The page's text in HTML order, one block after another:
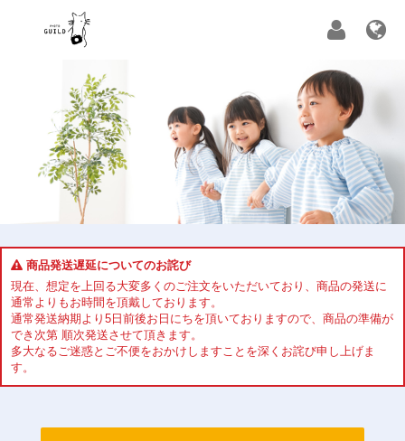
商品発送遅延についてのお詫び
現在、想定を上回る大変多くのご注文をいただいており、商品の発送に
通常よりもお時間を頂戴しております。
通常発送納期より5日前後お日にちを頂いておりますので、商品の準備が
でき次第 順次発送させて頂きます。
多大なるご迷惑とご不便をおかけしますことを深くお詫び申し上げま
す。